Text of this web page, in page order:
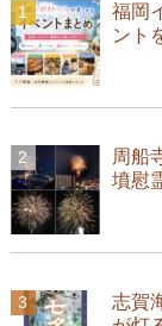
福岡
ント
周船
墳慰
志賀